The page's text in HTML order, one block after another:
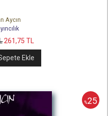
Aycın
261,75 TL
Ekle
%25